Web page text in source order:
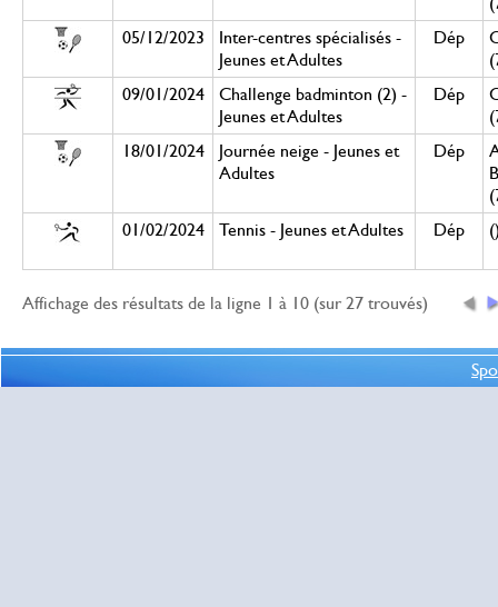
05/12/2023
Inter-centres spécialisés -
Jeunes et Adultes
Dép
09/01/2024
Challenge badminton (2) -
Jeunes et Adultes
Dép
18/01/2024
Journée neige - Jeunes et
Adultes
Dép
01/02/2024
Tennis - Jeunes et Adultes Dép
Affichage des résultats de la ligne 1 à 10 (sur 27 trouvés)